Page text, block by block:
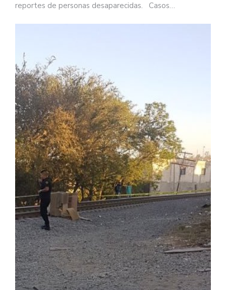
reportes de personas desaparecidas. Casos…